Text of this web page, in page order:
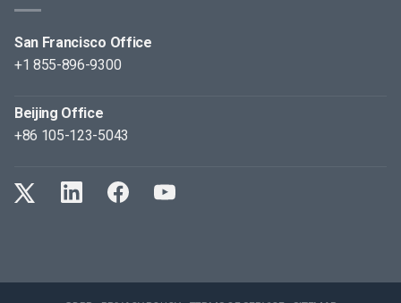
San Francisco Office
+1 855-896-9300
Beijing Office
+86 105-123-5043